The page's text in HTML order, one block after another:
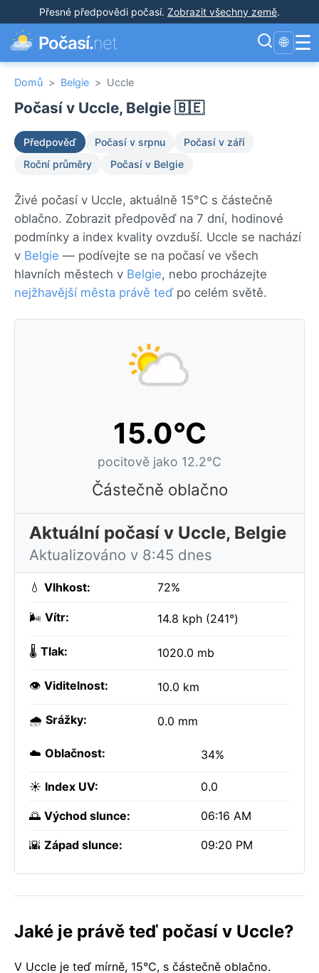
Přesné předpovědi počasí. Zobrazit všechny země.
Počasí.net 🌐 ☰
Domů > Belgie > Uccle
Počasí v Uccle, Belgie 🇧🇪
Předpověď Počasí v srpnu
Počasí v září
Roční průměry
Počasí v Belgie
Živé počasí v Uccle, aktuálně 15°C s částečně
oblačno. Zobrazit předpověď na 7 dní, hodinové
podmínky a index kvality ovzduší. Uccle se nachází
v Belgie — podívejte se na počasí ve všech
hlavních městech v Belgie, nebo procházejte
nejžhavější města právě teďpo celém světě.
15.0°C
pocitově jako 12.2°C
Částečně oblačno
Aktuální počasí v Uccle, Belgie
Aktualizováno v 8:45 dnes
💧 Vlhkost: 72%
🌬️ Vítr: 14.8 kph (241°)
🌡️ Tlak: 1020.0 mb
👁️ Viditelnost: 10.0 km
🌧️ Srážky: 0.0 mm
☁️ Oblačnost: 34%
☀️ Index UV: 0.0
🌅 Východ slunce: 06:16 AM
🌇 Západ slunce: 09:20 PM
Jaké je právě teď počasí v Uccle?
V Uccle je teď mírně, 15°C, s částečně oblačno.